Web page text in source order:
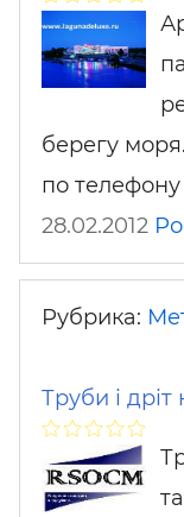
берегу
по
28.02.2012
Рубрика:
Труби і